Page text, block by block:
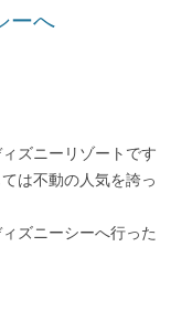
ーへ
ズニーリゾートです
は不動の人気を誇っ
ズニーシーへ行った